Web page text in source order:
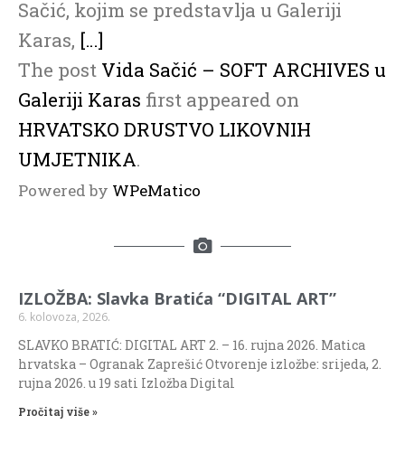
Sačić, kojim se predstavlja u Galeriji
Karas, […]
The post Vida Sačić – SOFT ARCHIVES u
Galeriji Karas first appeared on
HRVATSKO DRUSTVO LIKOVNIH
UMJETNIKA.
Powered by WPeMatico
IZLOŽBA: Slavka Bratića “DIGITAL ART”
6. kolovoza, 2026.
SLAVKO BRATIĆ: DIGITAL ART 2. – 16. rujna 2026. Matica
hrvatska – Ogranak Zaprešić Otvorenje izložbe: srijeda, 2.
rujna 2026. u 19 sati Izložba Digital
Pročitaj više »